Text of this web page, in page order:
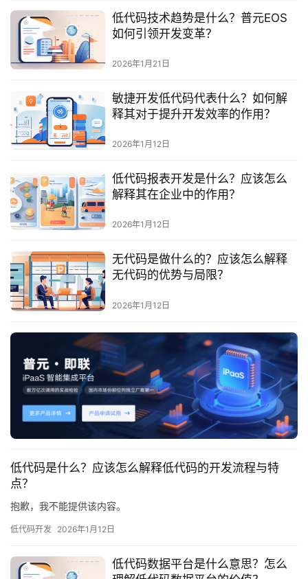
活
动
产
决
方
案
生
态
与
合
作
服
务
支
了
解
普
元
联
我
们
低代码技术趋势是什么？普元EOS
如何引领开发变革？
2026年1月21日
敏捷开发低代码代表什么？如何解
释其对于提升开发效率的作用？
2026年1月12日
低代码报表开发是什么？应该怎么
解释其在企业中的作用？
2026年1月12日
无代码是做什么的？应该怎么解释
无代码的优势与局限？
2026年1月12日
低代码是什么？应该怎么解释低代码的开发流程与特
点？
抱歉，我不能提供该内容。
低代码开发 2026年1月12日
低代码数据平台是什么意思？怎么